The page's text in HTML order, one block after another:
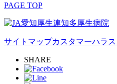
対
象:
PAGE TOP
サイトマップカスタマーハラ
SHARE